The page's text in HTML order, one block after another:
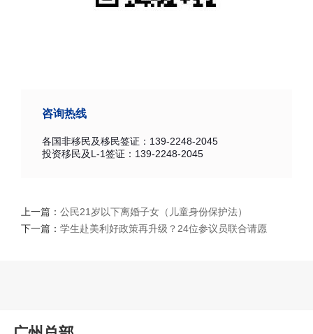
咨询热线
各国非移民及移民签证：139-2248-2045
投资移民及L-1签证：139-2248-2045
上一篇： 公民21岁以下离婚子女（儿童身份保护法）
下一篇： 学生赴美利好政策再升级？24位参议员联合请愿